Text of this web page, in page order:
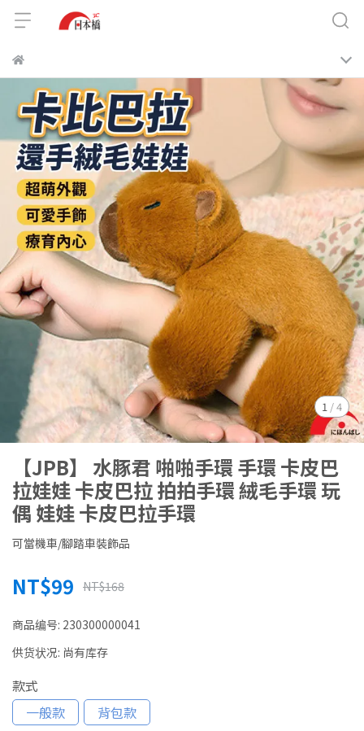
1 /4
【JPB】 水豚君 啪啪手環 手環 卡皮巴
拉娃娃 卡皮巴拉 拍拍手環 絨毛手環 玩
偶 娃娃 卡皮巴拉手環
可當機車/腳踏車裝飾品
NT$99 NT$168
商品编号: 230300000041
供货状况: 尚有库存
款式
一般款
背包款